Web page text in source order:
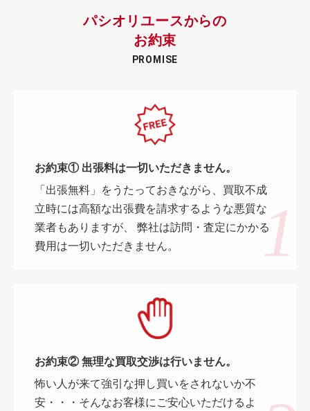
パシオリユースからの
お約束
PROMISE
お約束① 出張料は一切いただきません。
「出張無料」をうたっておきながら、買取不成
立時には高額な出張費を請求するような悪質な
業者もありますが、 弊社は訪問・査定にかかる
費用は一切いただきません。
お約束② 無理な買取交渉は行いません。
怖い人が来て強引な押し買いをされないか不
安・・・そんなお客様にご安心いただけるよ